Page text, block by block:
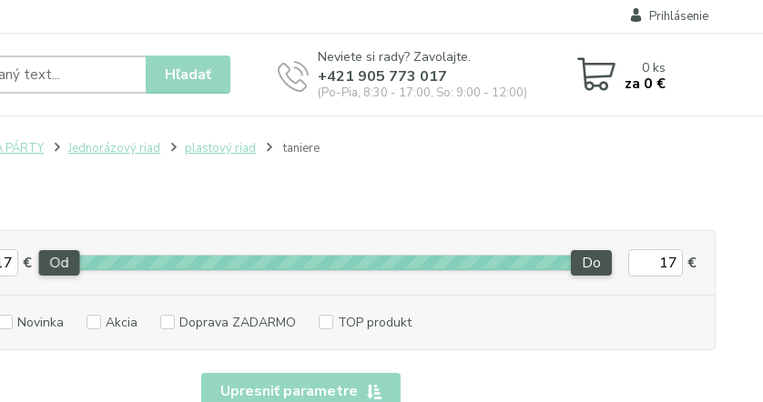
Prihlásenie
Hľadať
Neviete si rady? Zavolajte.
+421 905 773 017
(Po-Pia, 8:30 - 17:00, So: 9:00 - 12:00)
0ks
za 0 €
PÁRTY Jednorázový riad plastový riad taniere
Upresniť parametre
€ Od Do €
Novinka Akcia Doprava ZADARMO TOP produkt